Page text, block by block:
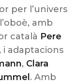
per l’univers
amb
català Pere
i adaptacions
, Clara
. Amb